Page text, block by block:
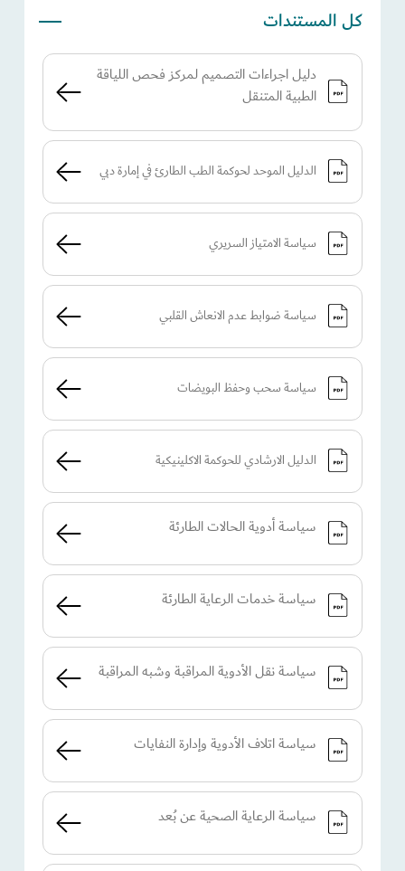
كل المستندات
دليل اجراءات التصميم لمركز فحص اللياقة
الطبية المتنقل
الدليل الموحد لحوكمة الطب الطارئ في إمارة دبي
سياسة الامتياز السريري
سياسة ضوابط عدم الانعاش القلبي
سياسة سحب وحفظ البويضات
الدليل الارشادي للحوكمة الاكلينيكية
سياسة أدوية الحالات الطارئة
سياسة خدمات الرعاية الطارئة
سياسة نقل الأدوية المراقبة وشبه المراقبة
سياسة اتلاف الأدوية وإدارة النفايات
سياسة الرعاية الصحية عن بُعد